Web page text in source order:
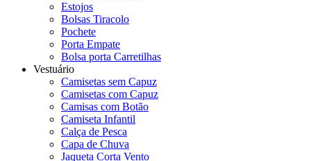
Estojos
Bolsas Tiracolo
Pochete
Porta Empate
Bolsa porta Carretilhas
Vestuário
Camisetas sem Capuz
Camisetas com Capuz
Camisas com Botão
Camiseta Infantil
Calça de Pesca
Capa de Chuva
Jaqueta Corta Vento